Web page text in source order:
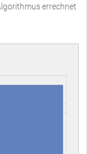
errechnet